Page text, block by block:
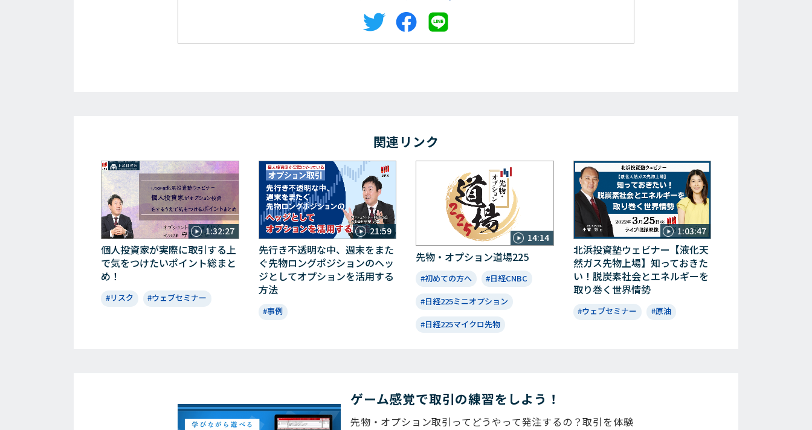
関連リンク
1:32:27
個人投資家が実際に取引する上
で気をつけたいポイント総まと
め！
#リスク #ウェブセミナー
21:59
先行き不透明な中、週末をまた
ぐ先物ロングポジションのヘッ
ジとしてオプションを活用する
方法
#事例
14:14
先物・オプション道場225
#初めての方へ #日経CNBC
#日経225ミニオプション
#日経225マイクロ先物
1:03:47
北浜投資塾ウェビナー【液化天
然ガス先物上場】知っておきた
い！脱炭素社会とエネルギーを
取り巻く世界情勢
#ウェブセミナー #原油
ゲーム感覚で取引の練習をしよう！
先物・オプション取引ってどうやって発注するの？取引を体験